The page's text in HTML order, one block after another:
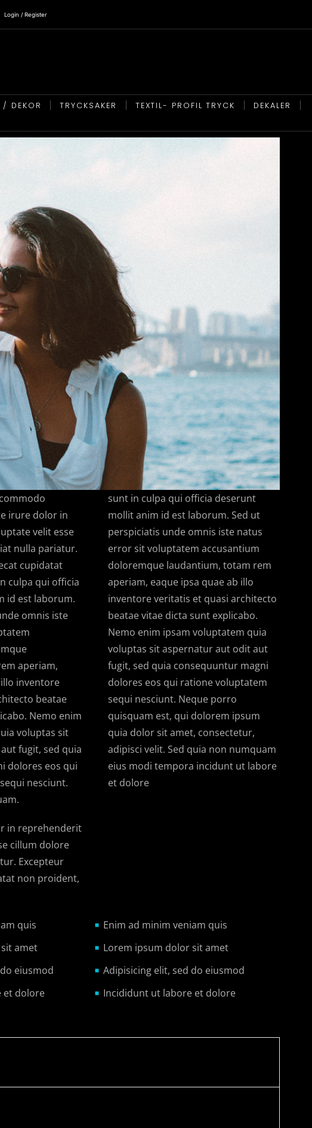
Login / Register
/ DEKOR TRYCKSAKER TEXTIL- PROFIL TRYCK
DEKALER
irure dolor in
velit esse
nulla pariatur.
cupidatat
culpa qui officia
id est laborum.
omnis iste
aperiam,
inventore
beatae
Nemo enim
voluptas sit
fugit, sed quia
dolores eos qui
nesciunt.
in reprehenderit
cillum dolore
Excepteur
non proident,
sunt in culpa qui officia deserunt
mollit anim id est laborum. Sed ut
perspiciatis unde omnis iste natus
error sit voluptatem accusantium
doloremque laudantium, totam rem
aperiam, eaque ipsa quae ab illo
inventore veritatis et quasi architecto
beatae vitae dicta sunt explicabo.
Nemo enim ipsam voluptatem quia
voluptas sit aspernatur aut odit aut
fugit, sed quia consequuntur magni
dolores eos qui ratione voluptatem
sequi nesciunt. Neque porro
quisquam est, qui dolorem ipsum
quia dolor sit amet, consectetur,
adipisci velit. Sed quia non numquam
eius modi tempora incidunt ut labore
et dolore
quis
amet
eiusmod
et dolore
Enim ad minim veniam quis
Lorem ipsum dolor sit amet
Adipisicing elit, sed do eiusmod
Incididunt ut labore et dolore